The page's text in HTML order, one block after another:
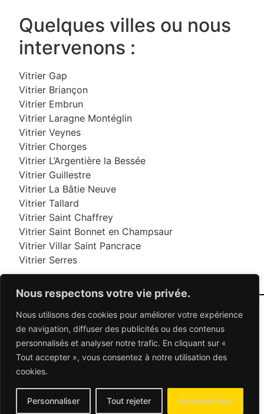
Nous respectons votre vie privée.
Nous utilisons des cookies pour améliorer votre expérience
de navigation, diffuser des publicités ou des contenus
personnalisés et analyser notre trafic. En cliquant sur «
Tout accepter », vous consentez à notre utilisation des
cookies.
Personnaliser Tout rejeter Accepter tout
Quelques villes ou nous
intervenons :
Vitrier Gap
Vitrier Briançon
Vitrier Embrun
Vitrier Laragne Montéglin
Vitrier Veynes
Vitrier Chorges
Vitrier L’Argentière la Bessée
Vitrier Guillestre
Vitrier La Bâtie Neuve
Vitrier Tallard
Vitrier Saint Chaffrey
Vitrier Saint Bonnet en Champsaur
Vitrier Villar Saint Pancrace
Vitrier Serres
06 95 95 70 70
© 2026 Dépannage Vitrier - Tous droits réservés
Dépannage vitrerie en France : Des solutions
adaptées à vos besoins
Mentions Légales-Contactez-nous